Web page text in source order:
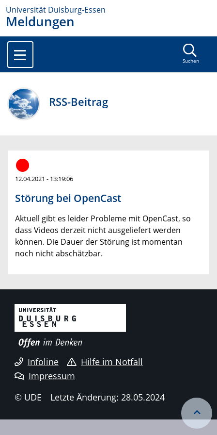
Universität Duisburg-Essen
Meldungen
Suchen
RSS-Beitrag
12.04.2021 - 13:19:06
Störung bei OpenCast
Aktuell gibt es leider Probleme mit OpenCast, so
dass Videos derzeit nicht ausgeliefert werden
können. Die Dauer der Störung ist momentan
noch nicht abschätzbar.
Infoline
Hilfe im Notfall
Impressum
© UDE
Letzte Änderung: 28.05.2024